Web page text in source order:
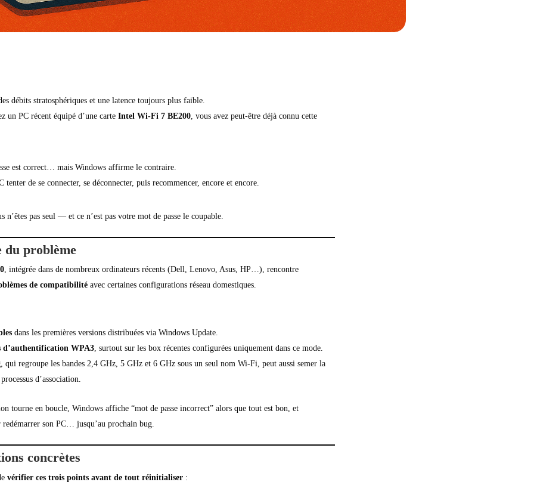
débits stratosphériques et une latence toujours plus faible.
un PC récent équipé d’une carteIntel Wi-Fi 7 BE200 , vous avez peut-être déjà connu cette
est correct… mais Windows affirme le contraire.
de se connecter, se déconnecter, puis recommencer, encore et encore.
n’êtes pas seul — et ce n’est pas votre mot de passe le coupable.
du problème
, intégrée dans de nombreux ordinateurs récents (Dell, Lenovo, Asus, HP…), rencontre
de compatibilité avec certaines configurations réseau domestiques.
dans les premières versions distribuées via Windows Update.
d’authentification WPA3, surtout sur les box récentes configurées uniquement dans ce mode.
, qui regroupe les bandes 2,4 GHz, 5 GHz et 6 GHz sous un seul nom Wi-Fi, peut aussi semer la
d’association.
tourne en boucle, Windows affiche “mot de passe incorrect” alors que tout est bon, et
son PC… jusqu’au prochain bug.
concrètes
vérifier ces trois points avant de tout réinitialiser :